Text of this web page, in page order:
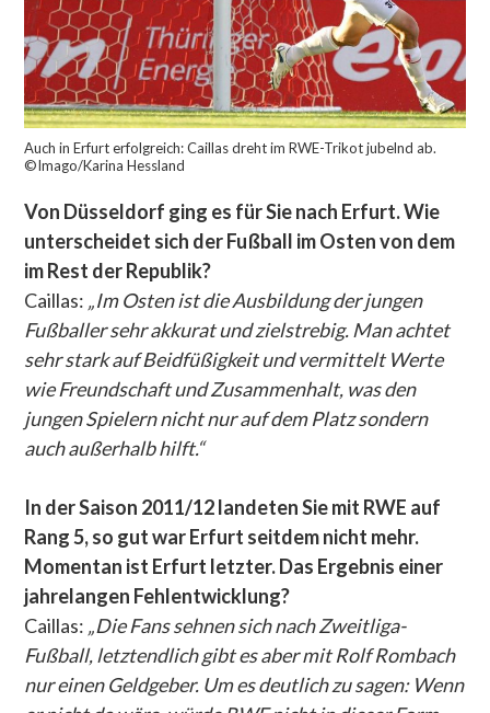
Auch in Erfurt erfolgreich: Caillas dreht im RWE-Trikot jubelnd ab.
©Imago/Karina Hessland
Von Düsseldorf ging es für Sie nach Erfurt. Wie
unterscheidet sich der Fußball im Osten von dem
im Rest der Republik?
Caillas: „Im Osten ist die Ausbildung der jungen
Fußballer sehr akkurat und zielstrebig. Man achtet
sehr stark auf Beidfüßigkeit und vermittelt Werte
wie Freundschaft und Zusammenhalt, was den
jungen Spielern nicht nur auf dem Platz sondern
auch außerhalb hilft.“
In der Saison 2011/12 landeten Sie mit RWE auf
Rang 5, so gut war Erfurt seitdem nicht mehr.
Momentan ist Erfurt letzter. Das Ergebnis einer
jahrelangen Fehlentwicklung?
Caillas: „Die Fans sehnen sich nach Zweitliga-
Fußball, letztendlich gibt es aber mit Rolf Rombach
nur einen Geldgeber. Um es deutlich zu sagen: Wenn